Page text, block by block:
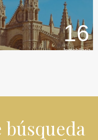
16
Inmobiliaria